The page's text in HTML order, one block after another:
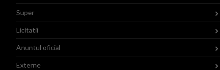
Super
Licitatii
Anuntul oficial
Externe